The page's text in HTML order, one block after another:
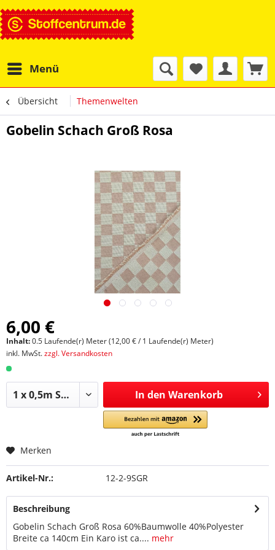
Menü
Übersicht Themenwelten
Gobelin Schach Groß Rosa
6,00 €
Inhalt:0.5 Laufende(r) Meter (12,00 € / 1 Laufende(r) Meter)
inkl. MwSt.zzgl. Versandkosten
In den Warenkorb
Merken
Artikel-Nr.: 12-2-9SGR
Beschreibung
Gobelin Schach Groß Rosa 60%Baumwolle 40%Polyester
Breite ca 140cm Ein Karo ist ca.... mehr